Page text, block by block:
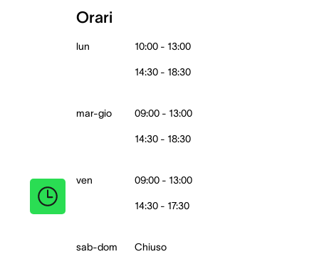
Orari
lun 10:00 - 13:00
14:30 - 18:30
mar-gio 09:00 - 13:00
14:30 - 18:30
ven 09:00 - 13:00
14:30 - 17:30
sab-dom Chiuso